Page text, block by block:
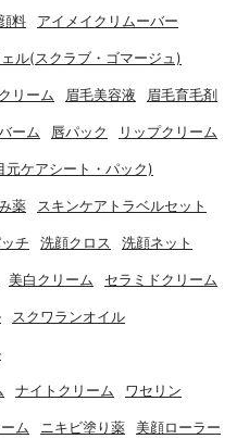
料 アイメイクリムーバー
ル(スクラブ・ゴマージュ)
リーム 眉毛美容液 眉毛育毛剤
ーム 唇パック リップクリーム
元ケアシート・パック)
薬 スキンケアトラベルセット
チ 洗顔クロス 洗顔ネット
美白クリーム セラミドクリーム
スクワランオイル
ナイトクリーム ワセリン
ム ニキビ塗り薬 美顔ローラー